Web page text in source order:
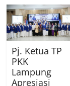
Pj. Ketua TP
PKK
Lampung
Apresiasi